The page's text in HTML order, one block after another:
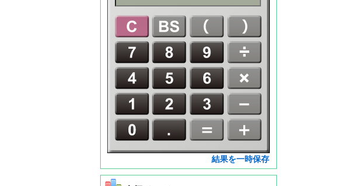
結果を一時保存